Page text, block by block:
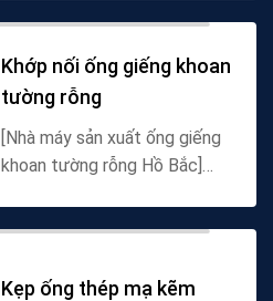
và độ bền nén cao...
Khớp nối ống giếng khoan
tường rỗng
[Nhà máy sản xuất ống giếng
khoan tường rỗng Hồ Bắc]
ống giếng khoan, cung cấp...
Kẹp ống thép mạ kẽm